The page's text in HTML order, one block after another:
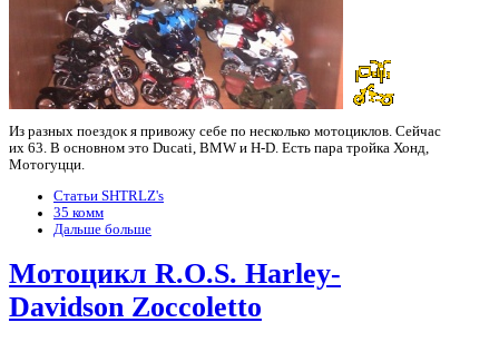
Из разных поездок я привожу себе по несколько мотоциклов. Сейчас
их 63. В основном это Ducati, BMW и H-D. Есть пара тройка Хонд,
Мотогуцци.
Статьи SHTRLZ's
35 комм
Дальше больше
Мотоцикл R.O.S. Harley-
Davidson Zoccoletto